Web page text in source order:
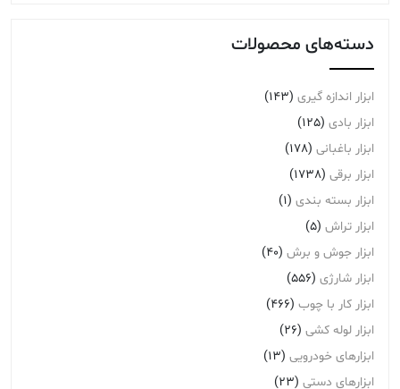
دسته‌های محصولات
ابزار اندازه گیری (143)
ابزار بادی (125)
ابزار باغبانی (178)
ابزار برقی (1738)
ابزار بسته بندی (1)
ابزار تراش (5)
ابزار جوش و برش (40)
ابزار شارژی (556)
ابزار کار با چوب (466)
ابزار لوله کشی (26)
ابزارهای خودرویی (13)
ابزارهای دستی (23)